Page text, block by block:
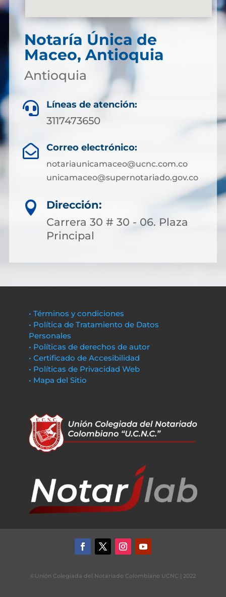
Notaría Única de
Maceo, Antioquia
Antioquia
 Líneas de atención:
3117473650
 Correo electrónico:
notariaunicamaceo@ucnc.com.co
unicamaceo@supernotariado.gov.co

Dirección:
Carrera 30 # 30 - 06. Plaza
Principal
• Términos y condiciones
• Política de Tratamiento de Datos
Personales
• Políticas de derechos de autor
• Certificado de Accesibilidad
• Políticas de Privacidad Web
• Mapa del Sitio
©Unión Colegiada del Notariado Colombiano UCNC | 2022